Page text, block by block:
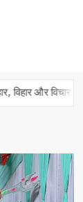
विचार के परिष्करण